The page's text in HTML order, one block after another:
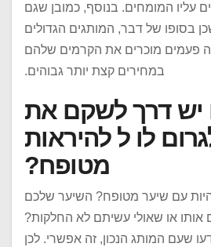
עליו המומחים. בנוסף, כמובן שגם
בסופו של דבר, המותגים הגדולים
פעמים מוכרים את הקרמים שלהם
במחירים קצת יותר גבוהים.
דרך לשקם את
לו ל להיראות
מטופח?
עם שיער מטופח? השיער שלכם
או שאולי עשיתם לא החלקות?
שעם המותג הנכון, זה אפשרי. לכן